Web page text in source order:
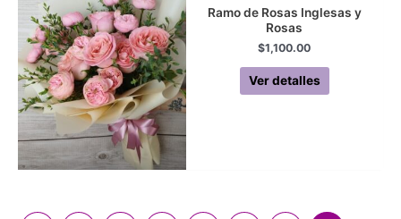
Ramo de Rosas Inglesas y
Rosas
$1,100.00
Ver detalles